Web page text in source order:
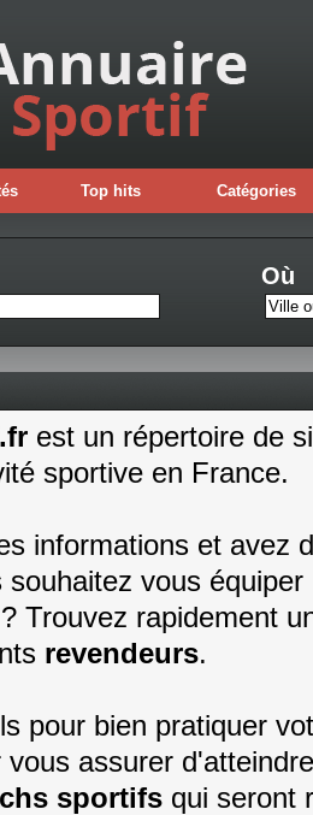
Top hits Catégories
Où
est un répertoire de
sportive en France.
informations et avez
souhaitez vous
Trouvez rapidement
revendeurs.
pour bien pratiquer
vous assurer
sportifs qui seront